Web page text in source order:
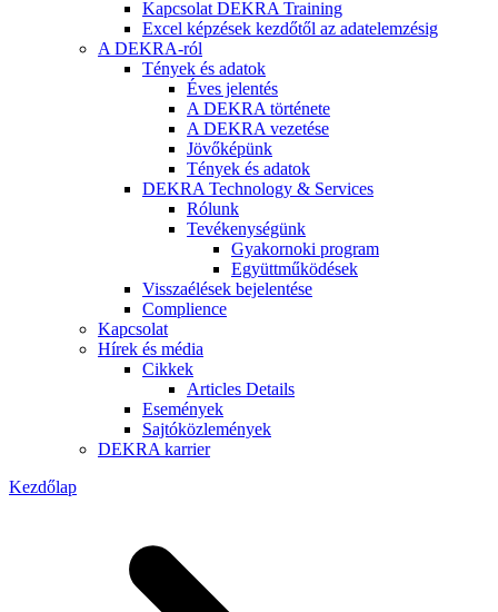
Kapcsolat DEKRA Training
Excel képzések kezdőtől az adatelemzésig
A DEKRA-ról
Tények és adatok
Éves jelentés
A DEKRA története
A DEKRA vezetése
Jövőképünk
Tények és adatok
DEKRA Technology & Services
Rólunk
Tevékenységünk
Gyakornoki program
Együttműködések
Visszaélések bejelentése
Complience
Kapcsolat
Hírek és média
Cikkek
Articles Details
Események
Sajtóközlemények
DEKRA karrier
Kezdőlap